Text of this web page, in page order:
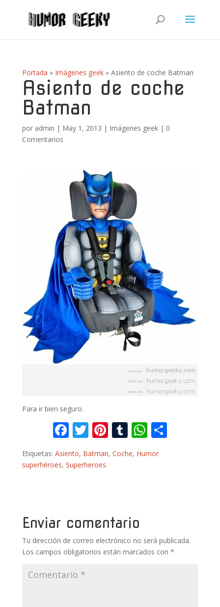
Portada » Imágenes geek» Asiento de coche Batman
Asiento de coche
Batman
por admin | May 1, 2013 | Imágenes geek| 0
Comentarios
Para ir bien seguro.
F
ac
e
k
T
w
itt
Pi
nt
er
T
u
m
W
at
Etiquetas: Asiento, Batman, Coche, Humor
superhéroes, Superheroes
Enviar comentario
Tu dirección de correo electrónico no será publicada.
Los campos obligatorios están marcados con *